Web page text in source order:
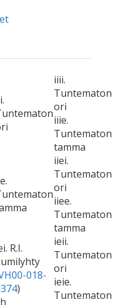
iiii.
Tuntematon
ori
iiie.
Tuntematon
tamma
iiei.
Tuntematon
ori
iiee.
Tuntematon
tamma
R.I.
018-
)
ieii.
Tuntematon
ori
ieie.
Tuntematon